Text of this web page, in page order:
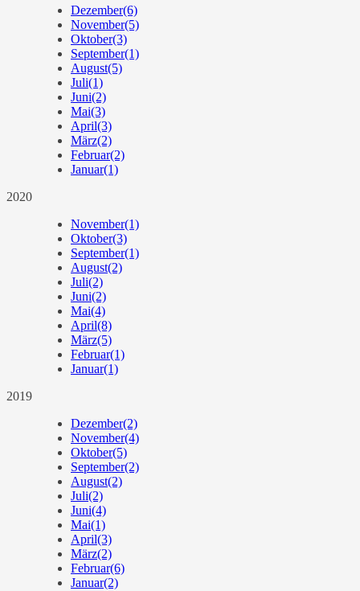
Dezember(6)
November(5)
Oktober(3)
September(1)
August(5)
Juli(1)
Juni(2)
Mai(3)
April(3)
März(2)
Februar(2)
Januar(1)
2020
November(1)
Oktober(3)
September(1)
August(2)
Juli(2)
Juni(2)
Mai(4)
April(8)
März(5)
Februar(1)
Januar(1)
2019
Dezember(2)
November(4)
Oktober(5)
September(2)
August(2)
Juli(2)
Juni(4)
Mai(1)
April(3)
März(2)
Februar(6)
Januar(2)